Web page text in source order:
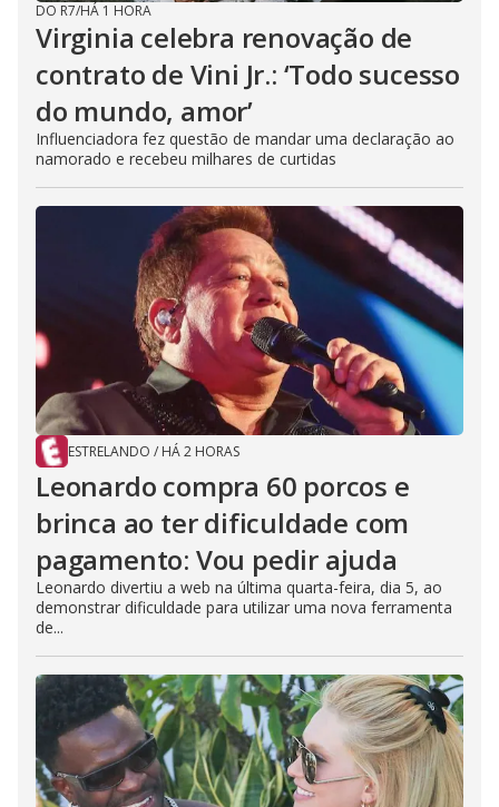
DO R7/HÁ 1 HORA
Virginia celebra renovação de
contrato de Vini Jr.: ‘Todo sucesso
do mundo, amor’
Influenciadora fez questão de mandar uma declaração ao
namorado e recebeu milhares de curtidas
ESTRELANDO / HÁ 2 HORAS
Leonardo compra 60 porcos e
brinca ao ter dificuldade com
pagamento: Vou pedir ajuda
Leonardo divertiu a web na última quarta-feira, dia 5, ao
demonstrar dificuldade para utilizar uma nova ferramenta
de...